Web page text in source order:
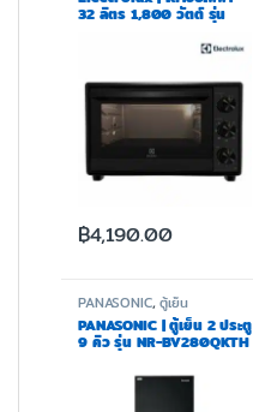
32 ลิตร 1,800 วัตต์ รุ่น
฿4,190.00
PANASONIC,ตู้เย็น
PANASONIC | ตู้เย็น 2 ประตู
9 คิว รุ่น NR-BV280QKTH